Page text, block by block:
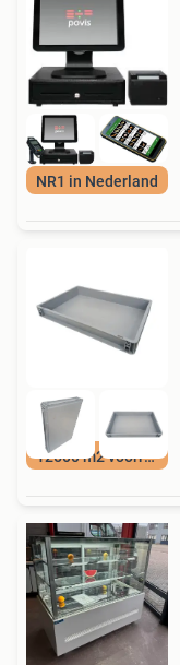
NR1 in Nederland
12500 m2 voorraad